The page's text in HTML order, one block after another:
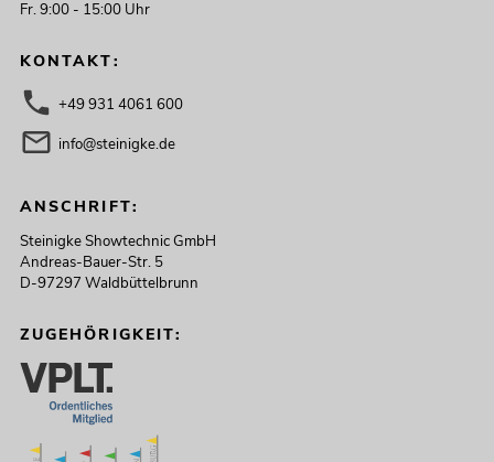
Fr. 9:00 - 15:00 Uhr
KONTAKT:
+49 931 4061 600
info@steinigke.de
ANSCHRIFT:
Steinigke Showtechnic GmbH
Andreas-Bauer-Str. 5
D-97297 Waldbüttelbrunn
ZUGEHÖRIGKEIT: